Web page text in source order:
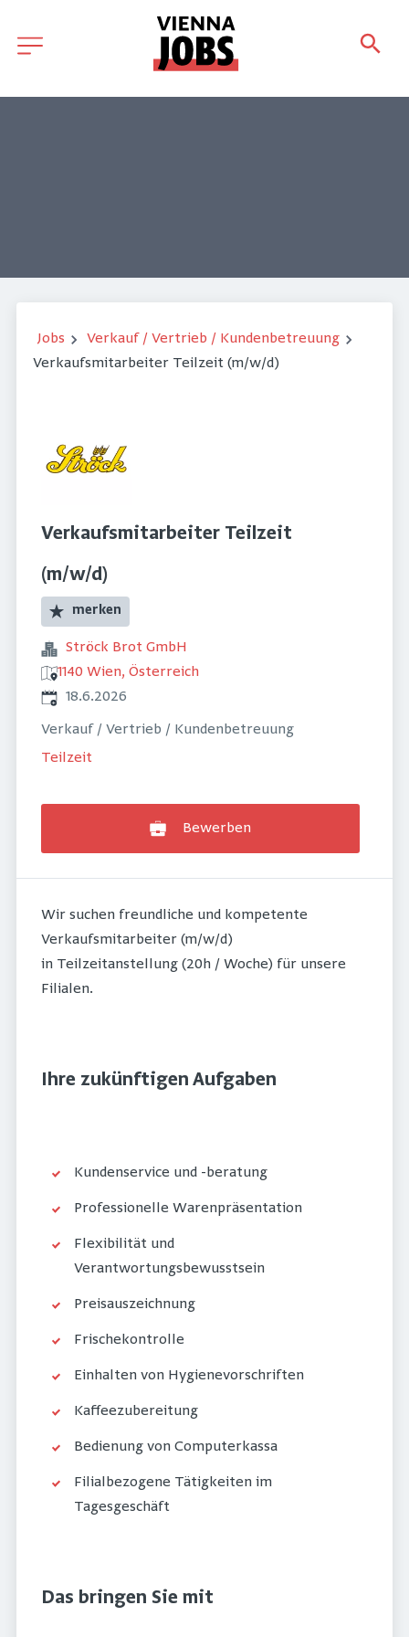
Jobs
Verkauf / Vertrieb / Kundenbetreuung
Verkaufsmitarbeiter Teilzeit (m/w/d)
Verkaufsmitarbeiter Teilzeit
(m/w/d)
merken
Ströck Brot GmbH
1140 Wien, Österreich
Veröffentlicht
18.6.2026
Verkauf / Vertrieb / Kundenbetreuung
Teilzeit
Bewerben
Wir suchen freundliche und kompetente
Verkaufsmitarbeiter (m/w/d)
in Teilzeitanstellung (20h / Woche) für unsere
Filialen.
Ihre zukünftigen Aufgaben
Kundenservice und -beratung
Professionelle Warenpräsentation
Flexibilität und
Verantwortungsbewusstsein
Preisauszeichnung
Frischekontrolle
Einhalten von Hygienevorschriften
Kaffeezubereitung
Bedienung von Computerkassa
Filialbezogene Tätigkeiten im
Tagesgeschäft
Das bringen Sie mit